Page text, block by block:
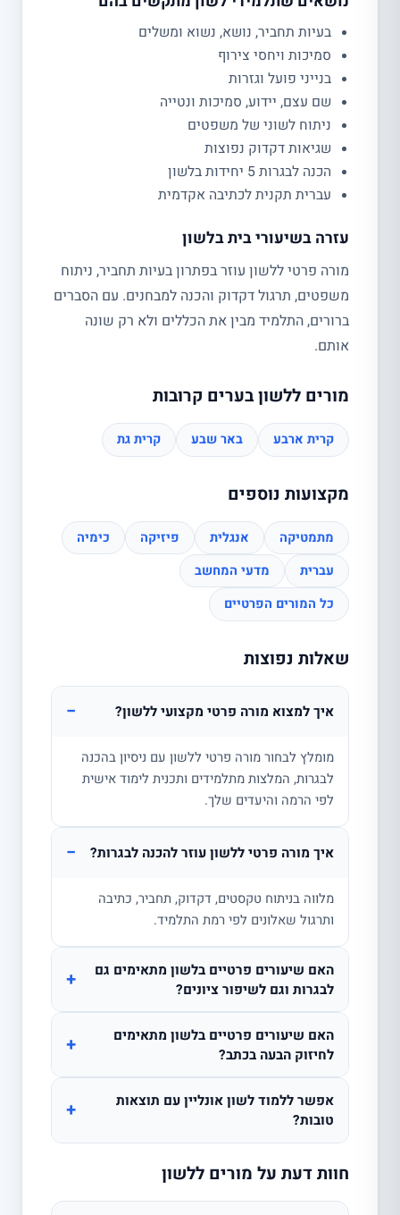
בעיות תחביר, נושא, נשוא ומשלים
סמיכות ויחסי צירוף
בנייני פועל וגזרות
שם עצם, יידוע, סמיכות ונטייה
ניתוח לשוני של משפטים
שגיאות דקדוק נפוצות
הכנה לבגרות 5 יחידות בלשון
עברית תקנית לכתיבה אקדמית
עזרה בשיעורי בית בלשון
מורה פרטי ללשון עוזר בפתרון בעיות תחביר, ניתוח
משפטים, תרגול דקדוק והכנה למבחנים. עם הסברים
ברורים, התלמיד מבין את הכללים ולא רק שונה
אותם.
מורים ללשון בערים קרובות
קרית ארבע באר שבע קרית גת
מקצועות נוספים
מתמטיקה אנגלית פיזיקה
כימיה
עברית
מדעי המחשב
כל המורים הפרטיים
שאלות נפוצות
איך למצוא מורה פרטי מקצועי ללשון? −
מומלץ לבחור מורה פרטי ללשון עם ניסיון בהכנה
לבגרות, המלצות מתלמידים ותכנית לימוד אישית
לפי הרמה והיעדים שלך.
איך מורה פרטי ללשון עוזר להכנה לבגרות? −
מלווה בניתוח טקסטים, דקדוק, תחביר, כתיבה
ותרגול שאלונים לפי רמת התלמיד.
האם שיעורים פרטיים בלשון מתאימים גם
לבגרות וגם לשיפור ציונים?
+
האם שיעורים פרטיים בלשון מתאימים
לחיזוק הבעה בכתב?
+
אפשר ללמוד לשון אונליין עם תוצאות
טובות?
+
חוות דעת על מורים ללשון